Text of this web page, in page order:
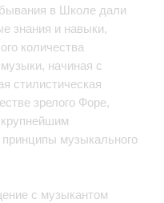
в Школе дали
знания и навыки,
количества
начиная с
стилистическая
зрелого Форе,
музыкального
с музыкантом